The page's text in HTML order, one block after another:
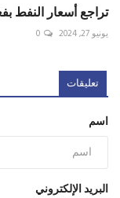
تراجع أسعار النفط
يونيو 27, 2024 0
تعليقات
اسم
البريد الإلكتروني